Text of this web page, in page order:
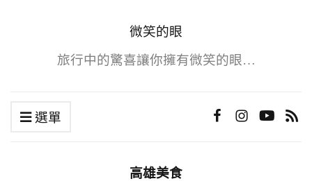
微笑的眼
旅行中的驚喜讓你擁有微笑的眼…
選單
高雄美食